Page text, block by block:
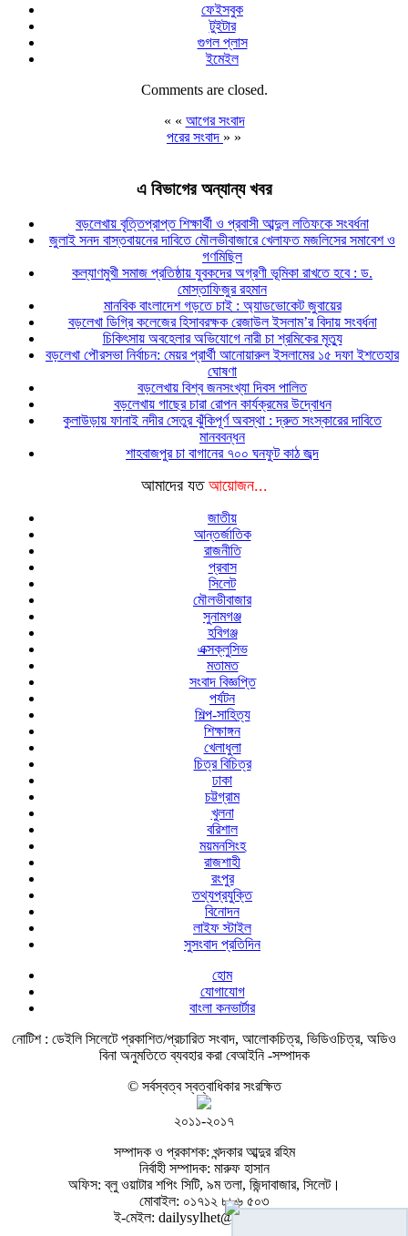
ফেইসবুক
টুইটার
গুগল প্লাস
ইমেইল
Comments are closed.
« « আগের সংবাদ
পরের সংবাদ » »
এ বিভাগের অন্যান্য খবর
বড়লেখায় বৃত্তিপ্রাপ্ত শিক্ষার্থী ও প্রবাসী আব্দুল লতিফকে সংবর্ধনা
জুলাই সনদ বাস্তবায়নের দাবিতে মৌলভীবাজারে খেলাফত মজলিসের সমাবেশ ও
গণমিছিল
কল্যাণমুখী সমাজ প্রতিষ্ঠায় যুবকদের অগ্রণী ভূমিকা রাখতে হবে : ড.
মোস্তাফিজুর রহমান
মানবিক বাংলাদেশ গড়তে চাই : অ্যাডভোকেট জুবায়ের
বড়লেখা ডিগ্রি কলেজের হিসাবরক্ষক রেজাউল ইসলাম’র বিদায় সংবর্ধনা
চিকিৎসায় অবহেলার অভিযোগে নারী চা শ্রমিকের মৃত্যু
বড়লেখা পৌরসভা নির্বাচন: মেয়র প্রার্থী আনোয়ারুল ইসলামের ১৫ দফা ইশতেহার
ঘোষণা
বড়লেখায় বিশ্ব জনসংখ্যা দিবস পালিত
বড়লেখায় গাছের চারা রোপন কার্যক্রমের উদ্বোধন
কুলাউড়ায় ফানাই নদীর সেতুর ঝুঁকিপূর্ণ অবস্থা : দ্রুত সংস্কারের দাবিতে
মানববন্ধন
শাহবাজপুর চা বাগানের ৭০০ ঘনফুট কাঠ জব্দ
আমাদের যত আয়োজন...
জাতীয়
আন্তর্জাতিক
রাজনীতি
প্রবাস
সিলেট
মৌলভীবাজার
সুনামগঞ্জ
হবিগঞ্জ
এক্সক্লুসিভ
মতামত
সংবাদ বিজ্ঞপ্তি
পর্যটন
শিল্প-সাহিত্য
শিক্ষাঙ্গন
খেলাধুলা
চিত্র বিচিত্র
ঢাকা
চট্টগ্রাম
খুলনা
বরিশাল
ময়মনসিংহ
রাজশাহী
রংপুর
তথ্যপ্রযুক্তি
বিনোদন
লাইফ স্টাইল
সুসংবাদ প্রতিদিন
হোম
যোগাযোগ
বাংলা কনভার্টার
নোটিশ : ডেইলি সিলেটে প্রকাশিত/প্রচারিত সংবাদ, আলোকচিত্র, ভিডিওচিত্র, অডিও
বিনা অনুমতিতে ব্যবহার করা বেআইনি -সম্পাদক
© সর্বস্বত্ব স্বত্বাধিকার সংরক্ষিত
২০১১-২০১৭
সম্পাদক ও প্রকাশক: খন্দকার আব্দুর রহিম
নির্বাহী সম্পাদক: মারুফ হাসান
অফিস: ব্লু ওয়াটার শপিং সিটি, ৯ম তলা, জিন্দাবাজার, সিলেট।
মোবাইল: ০১৭১২ ৮৮৬ ৫০৩
ই-মেইল: dailysylhet@gmail.com